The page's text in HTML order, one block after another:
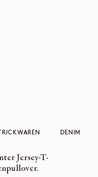
DENIM
Jersey-T-